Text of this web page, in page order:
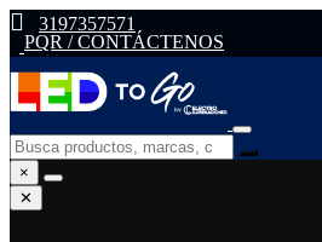
3197357571
PQR / CONTÁCTENOS
×
✕